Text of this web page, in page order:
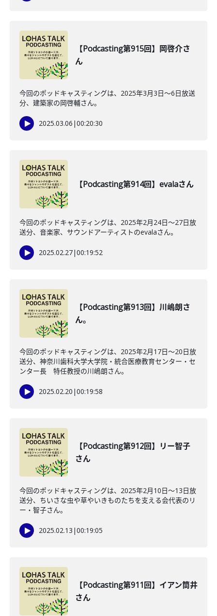
【Podcasting第915回】岡啓介さ
ん
今回のポッドキャスティングは、2025年3月3日～6日放送
分、建築家の岡啓輔さん。
2025.03.06 |00:20:30
【Podcasting第914回】evalaさん
今回のポッドキャスティングは、2025年2月24日～27日放
送分、音楽家、サウンドアーティストのevalaさん。
2025.02.27|00:19:52
【Podcasting第913回】川嶋朗さ
ん。
今回のポッドキャスティングは、2025年2月17日～20日放
送分、神奈川歯科大学大学院・統合医療教育センター・セ
ンター長 特任教授の川嶋朗さん。
2025.02.20 |00:19:58
【Podcasting第912回】リー智子
さん
今回のポッドキャスティングは、2025年2月10日～13日放
送分、ちいさな虫や草やいきものたちを支える会代表のリ
ー・智子さん。
2025.02.13 |00:19:05
【Podcasting第911回】イアン筒井
さん